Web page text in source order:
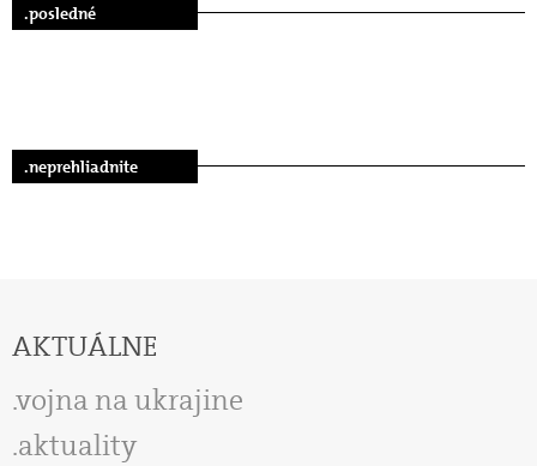
.posledné
.neprehliadnite
AKTUÁLNE
vojna na ukrajine
aktuality